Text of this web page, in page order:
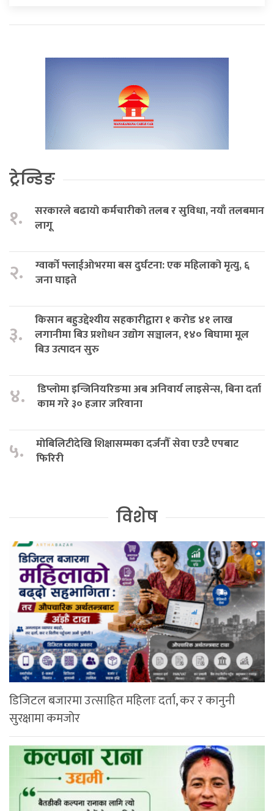
ट्रेन्डिङ
१.
सरकारले बढायो कर्मचारीको तलब र सुविधा, नयाँ तलबमान
लागू
२.
ग्वार्को फ्लाईओभरमा बस दुर्घटना: एक महिलाको मृत्यु, ६
जना घाइते
३.
किसान बहुउद्देश्यीय सहकारीद्वारा १ करोड ४१ लाख
लगानीमा बिउ प्रशोधन उद्योग सञ्चालन, १४० बिघामा मूल
बिउ उत्पादन सुरु
४.
डिप्लोमा इन्जिनियरिङमा अब अनिवार्य लाइसेन्स, बिना दर्ता
काम गरे ३० हजार जरिवाना
५.
मोबिलिटीदेखि शिक्षासम्मका दर्जनौँ सेवा एउटै एपबाट
फिरिरी
विशेष
डिजिटल बजारमा उत्साहित महिलाः दर्ता, कर र कानुनी
सुरक्षामा कमजोर